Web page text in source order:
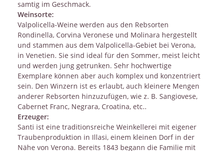
samtig im Geschmack.
Weinsorte:
Valpolicella-Weine werden aus den Rebsorten
Rondinella, Corvina Veronese und Molinara hergestellt
und stammen aus dem Valpolicella-Gebiet bei Verona,
in Venetien. Sie sind ideal für den Sommer, meist leicht
und werden jung getrunken. Sehr hochwertige
Exemplare können aber auch komplex und konzentriert
sein. Den Winzern ist es erlaubt, auch kleinere Mengen
anderer Rebsorten hinzuzufügen, wie z. B. Sangiovese,
Cabernet Franc, Negrara, Croatina, etc..
Erzeuger:
Santi ist eine traditionsreiche Weinkellerei mit eigener
Traubenproduktion in Illasi, einem kleinen Dorf in der
Nähe von Verona. Bereits 1843 begann die Familie mit